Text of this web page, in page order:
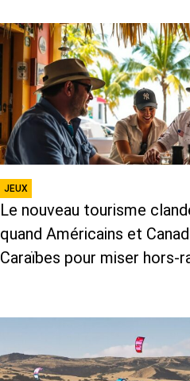
JEUX
Le nouveau tourisme
quand Américains et
Caraïbes pour miser hors-